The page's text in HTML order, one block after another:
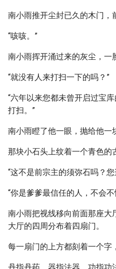
南小雨推开尘封已久的木门，
“咳咳。”
南小雨挥开涌过来的灰尘，一
“就没有人来打扫一下的吗？”
“六年以来您都未曾开启过宝
打扫。”
南小雨瞪了他一眼，抛给他一
那块小石头上纹着一个青色的
“这不是前宗主的须弥石吗？
“你是爹爹最信任的人，不会
南小雨把视线移向前面那座大
大厅的四周分布着四扇门。
每一扇门的上方都刻着一个字